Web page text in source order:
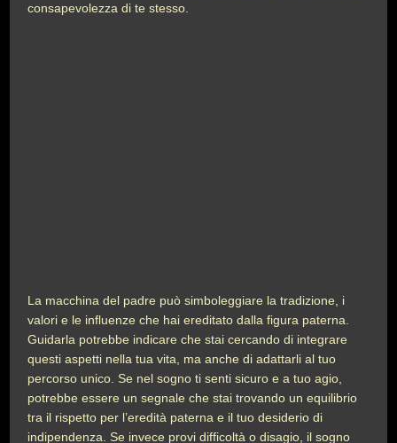
consapevolezza di te stesso.
La macchina del padre può simboleggiare la tradizione, i
valori e le influenze che hai ereditato dalla figura paterna.
Guidarla potrebbe indicare che stai cercando di integrare
questi aspetti nella tua vita, ma anche di adattarli al tuo
percorso unico. Se nel sogno ti senti sicuro e a tuo agio,
potrebbe essere un segnale che stai trovando un equilibrio
tra il rispetto per l’eredità paterna e il tuo desiderio di
indipendenza. Se invece provi difficoltà o disagio, il sogno